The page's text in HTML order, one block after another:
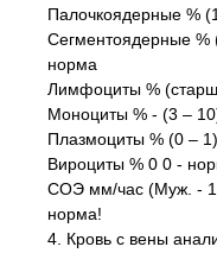
Палочкоядерные %
Сегментоядерные %
норма
Лимфоциты %
Моноциты % - (3 –
Плазмоциты % (0 –
Вироциты % 0 0 -
СОЭ мм/час (Муж. -
норма!
4. Кровь с вены